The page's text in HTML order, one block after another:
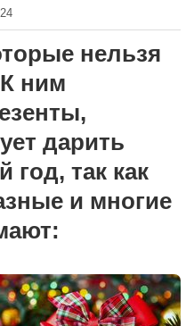
нельзя
ним
дарить
так как
и многие